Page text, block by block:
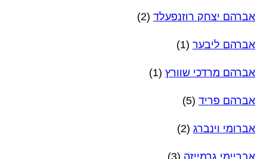
אברהם יצחק רוזנפעלד (2)
אברהם ליבער (1)
אברהם מרדכי שוורץ (1)
אברהם פריד (5)
אברומי וינברג (2)
אבריימי גרמייזה (3)